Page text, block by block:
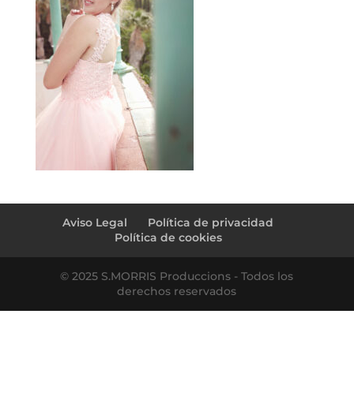
Aviso Legal
Política de privacidad
Política de cookies
© 2025 S.MORRIS Produccions - Todos los
derechos reservados